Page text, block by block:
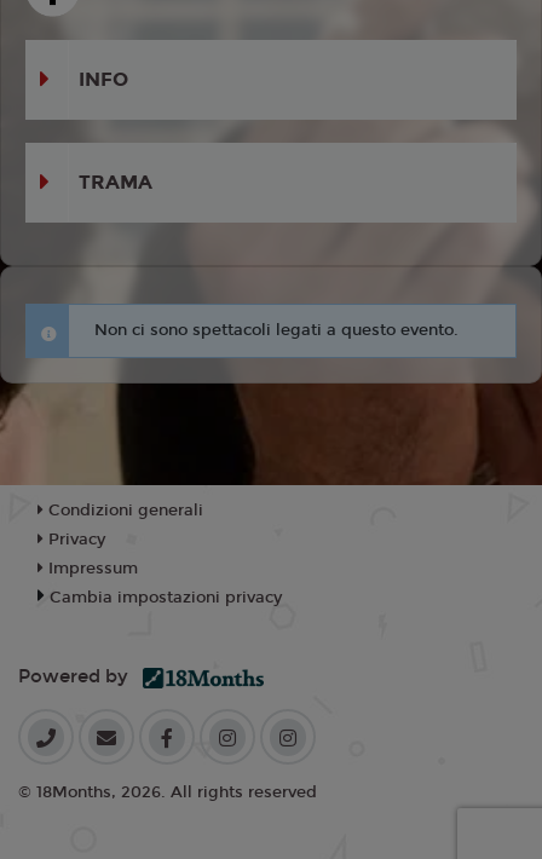
INFO
TRAMA
Non ci sono spettacoli legati a questo evento.
Condizioni generali
Privacy
Impressum
Cambia impostazioni privacy
Powered by
© 18Months, 2026. All rights reserved